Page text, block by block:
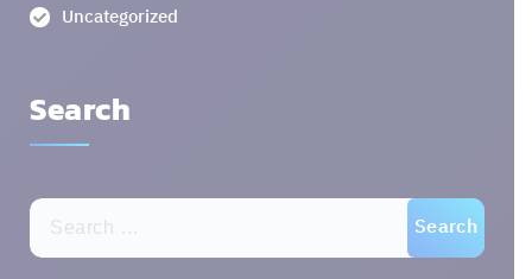
Uncategorized
Search
Search
for: